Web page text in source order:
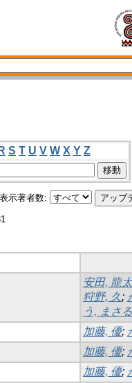
R S T U V W X Y Z
表示著者数:
安田, 龍
狩野, 久;
う, まさる
加藤, 優;
加藤, 優;
加藤, 優;